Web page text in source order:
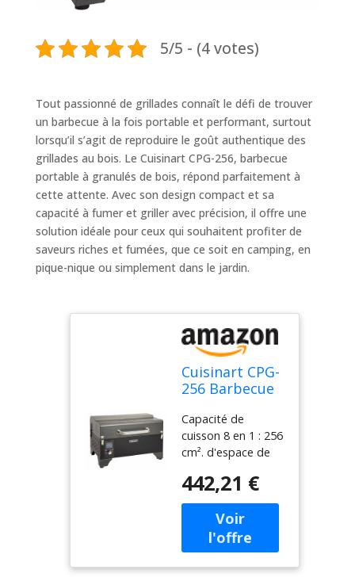
5/5 - (4 votes)
Tout passionné de grillades connaît le défi de trouver
un barbecue à la fois portable et performant, surtout
lorsqu’il s’agit de reproduire le goût authentique des
grillades au bois. Le Cuisinart CPG-256, barbecue
portable à granulés de bois, répond parfaitement à
cette attente. Avec son design compact et sa
capacité à fumer et griller avec précision, il offre une
solution idéale pour ceux qui souhaitent profiter de
saveurs riches et fumées, que ce soit en camping, en
pique-nique ou simplement dans le jardin.
Cuisinart CPG-
256 Barbecue
granulés de
bois et fumoir,
noir et gris
Capacité de
cuisson 8 en 1 : 256
cm². d'espace de
zone de saisie
intégrée qui élargit
vos capacités de
cuisson : fumée,
barbecue, grill,
rôtir, braiser, cuire
442,21 €